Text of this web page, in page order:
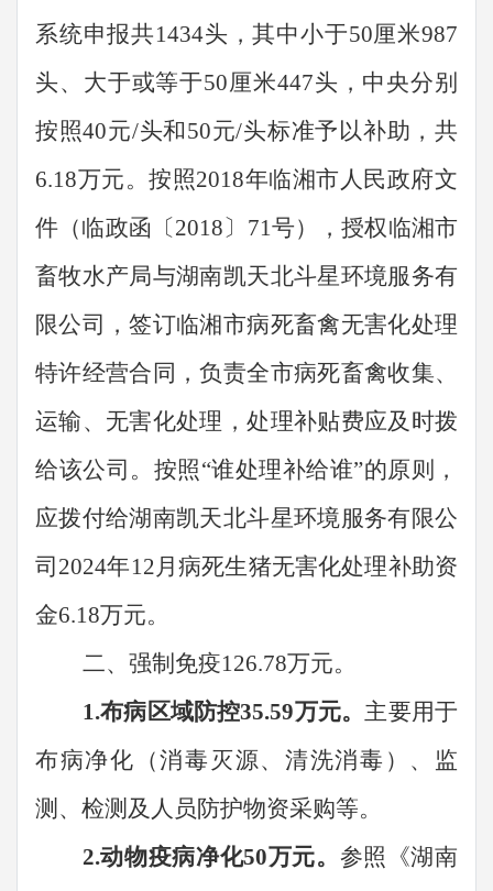
系统申报共1434头，其中小于50厘米987
头、大于或等于50厘米447头，中央分别
按照40元/头和50元/头标准予以补助，共
6.18万元。按照2018年临湘市人民政府文
件（临政函〔2018〕71号），授权临湘市
畜牧水产局与湖南凯天北斗星环境服务有
限公司，签订临湘市病死畜禽无害化处理
特许经营合同，负责全市病死畜禽收集、
运输、无害化处理，处理补贴费应及时拨
给该公司。按照“谁处理补给谁”的原则，
应拨付给湖南凯天北斗星环境服务有限公
司2024年12月病死生猪无害化处理补助资
金6.18万元。
二、强制免疫126.78万元。
1.布病区域防控35.59万元。 主要用于
布病净化（消毒灭源、清洗消毒）、监
测、检测及人员防护物资采购等。
2.动物疫病净化50万元。 参照《湖南